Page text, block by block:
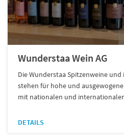
Wunderstaa Wein AG
Die Wunderstaa Spitzenweine
stehen für hohe und
mit nationalen und
DETAILS